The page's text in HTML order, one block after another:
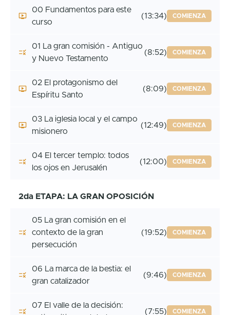
00 Fundamentos para este
curso
(13:34) COMIENZA
01 La gran comisión - Antiguo
y Nuevo Testamento
(8:52) COMIENZA
02 El protagonismo del
Espíritu Santo
(8:09) COMIENZA
03 La iglesia local y el campo
misionero
(12:49) COMIENZA
04 El tercer templo: todos
los ojos en Jerusalén
(12:00) COMIENZA
2da ETAPA: LA GRAN OPOSICIÓN
05 La gran comisión en el
contexto de la gran
persecución
(19:52) COMIENZA
06 La marca de la bestia: el
gran catalizador
(9:46) COMIENZA
07 El valle de la decisión:
(7:55) COMIENZA